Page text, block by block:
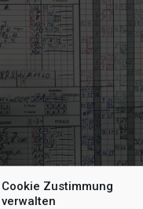
Cookie Zustimmung
verwalten